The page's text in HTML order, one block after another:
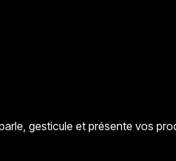
gesticule et présente vos